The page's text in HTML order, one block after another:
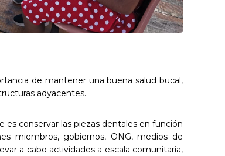
de mantener una buena salud bucal,
adyacentes.
conservar las piezas dentales en función
miembros, gobiernos, ONG, medios de
a cabo actividades a escala comunitaria,